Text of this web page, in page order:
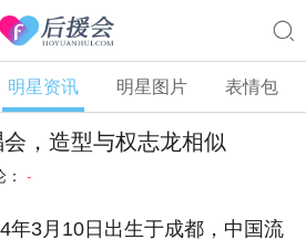
明星资讯 明星图片 表情包
，造型与权志龙相似
-
年3月10日出生于成都，中国流